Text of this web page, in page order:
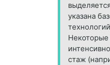
указана
Некоторые
стаж